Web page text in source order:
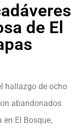
de El
hallazgo de ocho
abandonados
en El Bosque,